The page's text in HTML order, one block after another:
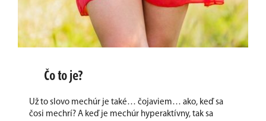
Čo to je?
Už to slovo mechúr je také… čojaviem… ako, keď sa
čosi mechrí? A keď je mechúr hyperaktívny, tak sa